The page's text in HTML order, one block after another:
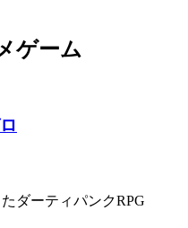
ゲーム
ダーティパンクRPG